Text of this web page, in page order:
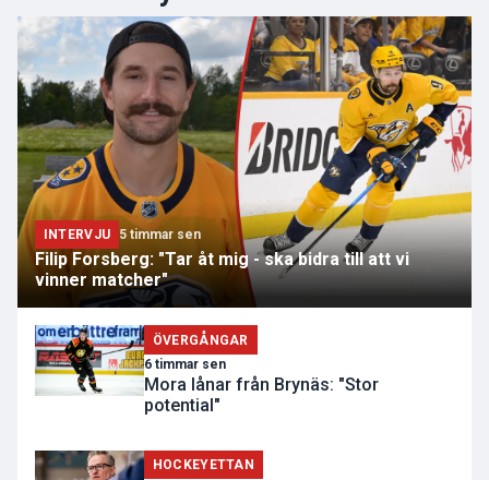
INTERVJU 5 timmar sen
Filip Forsberg: "Tar åt mig - ska bidra till att vi
vinner matcher"
ÖVERGÅNGAR
6 timmar sen
Mora lånar från Brynäs: "Stor
potential"
HOCKEYETTAN